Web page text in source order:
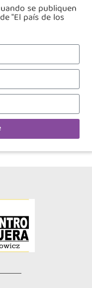
se publiquen
"El país de los